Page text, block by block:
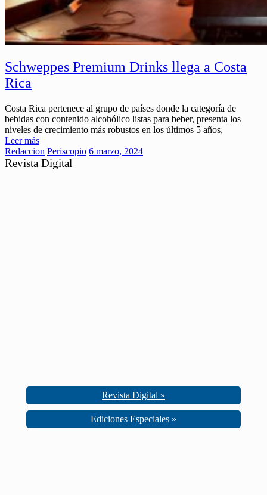
Schweppes Premium Drinks llega a Costa
Rica
Costa Rica pertenece al grupo de países donde la categoría de
bebidas con contenido alcohólico listas para beber, presenta los
niveles de crecimiento más robustos en los últimos 5 años,
Leer más
Redaccion Periscopio 6 marzo, 2024
Revista Digital
Revista Digital »
Ediciones Especiales »